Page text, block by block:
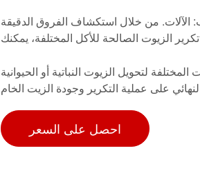
من خلال استكشاف الفروق الدقيقة
الزيوت الصالحة للأكل المختلفة، يمكنك
لتحويل الزيوت النباتية أو الحيوانية
احصل على السعر